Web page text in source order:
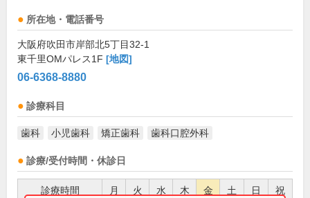
所在地・電話番号
大阪府吹田市岸部北5丁目32-1
東千里OMパレス1F [地図]
06-6368-8880
診療科目
歯科 小児歯科 矯正歯科 歯科口腔外科
診療/受付時間・休診日
診療時間 月 火 水 木 金 土 日 祝